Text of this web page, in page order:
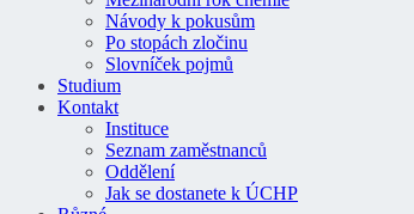
Návody k pokusům
Po stopách zločinu
Slovníček pojmů
Studium
Kontakt
Instituce
Seznam zaměstnanců
Oddělení
Jak se dostanete k ÚCHP